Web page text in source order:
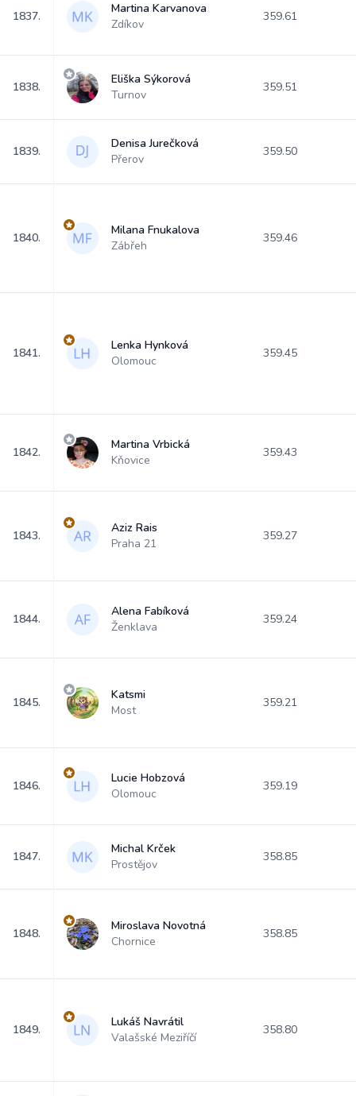
1837.
Martina Karvanova
Zdíkov
359.61
1838.
Eliška Sýkorová
Turnov
359.51
1839.
Denisa Jurečková
Přerov
359.50
1840.
Milana Fnukalova
Zábřeh
359.46
1841.
Lenka Hynková
Olomouc
359.45
1842.
Martina Vrbická
Kňovice
359.43
1843.
Aziz Rais
Praha 21
359.27
1844.
Alena Fabíková
Ženklava
359.24
1845.
Katsmi
Most
359.21
1846.
Lucie Hobzová
Olomouc
359.19
1847.
Michal Krček
Prostějov
358.85
1848.
Miroslava Novotná
Chornice
358.85
1849.
Lukáš Navrátil
Valašské Meziříčí
358.80